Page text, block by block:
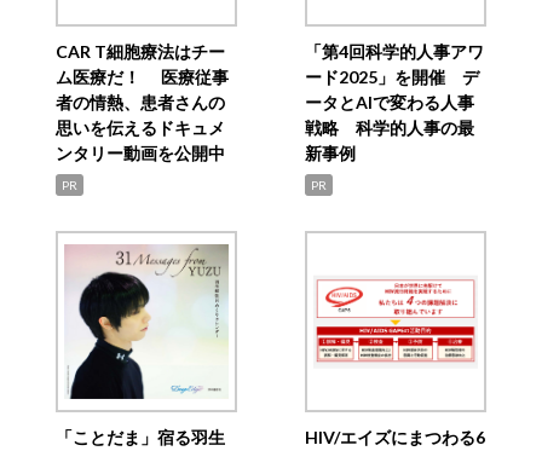
CAR T細胞療法はチー
ム医療だ！ 医療従事
者の情熱、患者さんの
思いを伝えるドキュメ
ンタリー動画を公開中
PR
「第4回科学的人事アワ
ード2025」を開催 デ
ータとAIで変わる人事
戦略 科学的人事の最
新事例
PR
「ことだま」宿る羽生
HIV/エイズにまつわる6